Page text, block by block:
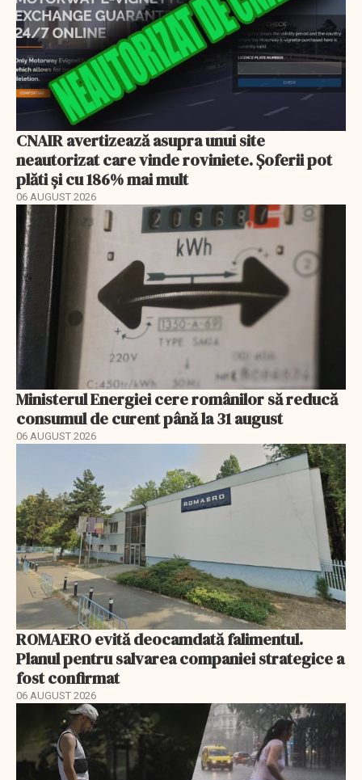
CNAIR avertizează asupra unui site
neautorizat care vinde roviniete. Șoferii pot
plăti și cu 186% mai mult
06 AUGUST 2026
Ministerul Energiei cere românilor să reducă
consumul de curent până la 31 august
06 AUGUST 2026
ROMAERO evită deocamdată falimentul.
Planul pentru salvarea companiei strategice a
fost confirmat
06 AUGUST 2026